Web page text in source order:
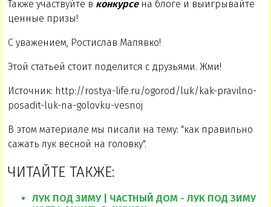
Также участвуйте в конкурсена блоге и выигрывайте
ценные призы!
С уважением, Ростислав Малявко!
Этой статьей стоит поделится с друзьями. Жми!
Источник: http://rostya-life.ru/ogorod/luk/kak-pravilno-
posadit-luk-na-golovku-vesnoj
В этом материале мы писали на тему: "как правильно
сажать лук весной на головку".
ЧИТАЙТЕ ТАКЖЕ:
ЛУК ПОД ЗИМУ | ЧАСТНЫЙ ДОМ - ЛУК ПОД ЗИМУ